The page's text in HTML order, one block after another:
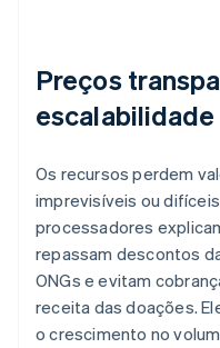
Preços
escalabilidade
Os recursos perdem
imprevisíveis ou
processadores
repassam descontos
ONGs e evitam
receita das doações.
o crescimento no